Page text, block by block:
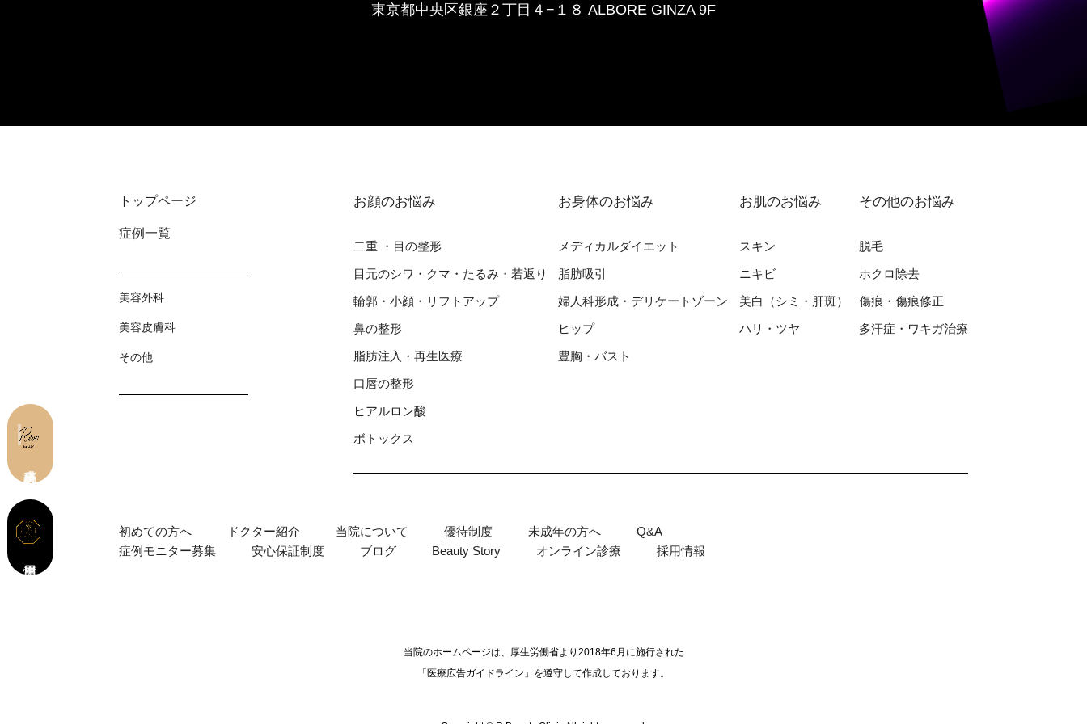
東京都中央区銀座２丁⽬４−１８ ALBORE GINZA 9F
トップページ
症例⼀覧
美容外科
美容⽪膚科
その他
お顔のお悩み
⼆重 ・⽬の整形
⽬元のシワ・クマ・たるみ・若返り
輪郭・⼩顔・リフトアップ
⿐の整形
脂肪注入・再生医療
⼝唇の整形
ヒアルロン酸
ボトックス
お⾝体のお悩み
メディカルダイエット
脂肪吸引
婦⼈科形成・デリケートゾーン
ヒップ
豊胸・バスト
お肌のお悩み
スキン
ニキビ
美⽩（シミ・肝斑）
ハリ・ツヤ
その他のお悩み
脱⽑
ホクロ除去
傷痕・傷痕修正
多汗症・ワキガ治療
初めての⽅へ ドクター紹介 当院について 優待制度 未成年の方へ
Q&A
症例モニター募集
安心保証制度 ブログ Beauty Story オンライン診療 採用情報
当院のホームページは、厚生労働省より2018年6月に施行された
「医療広告ガイドライン」を遵守して作成しております。